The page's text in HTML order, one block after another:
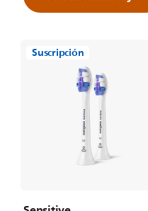
Suscripción